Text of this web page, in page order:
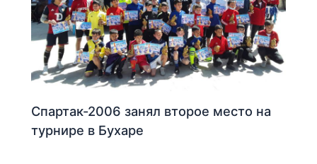
Спартак-2006 занял второе место на
турнире в Бухаре